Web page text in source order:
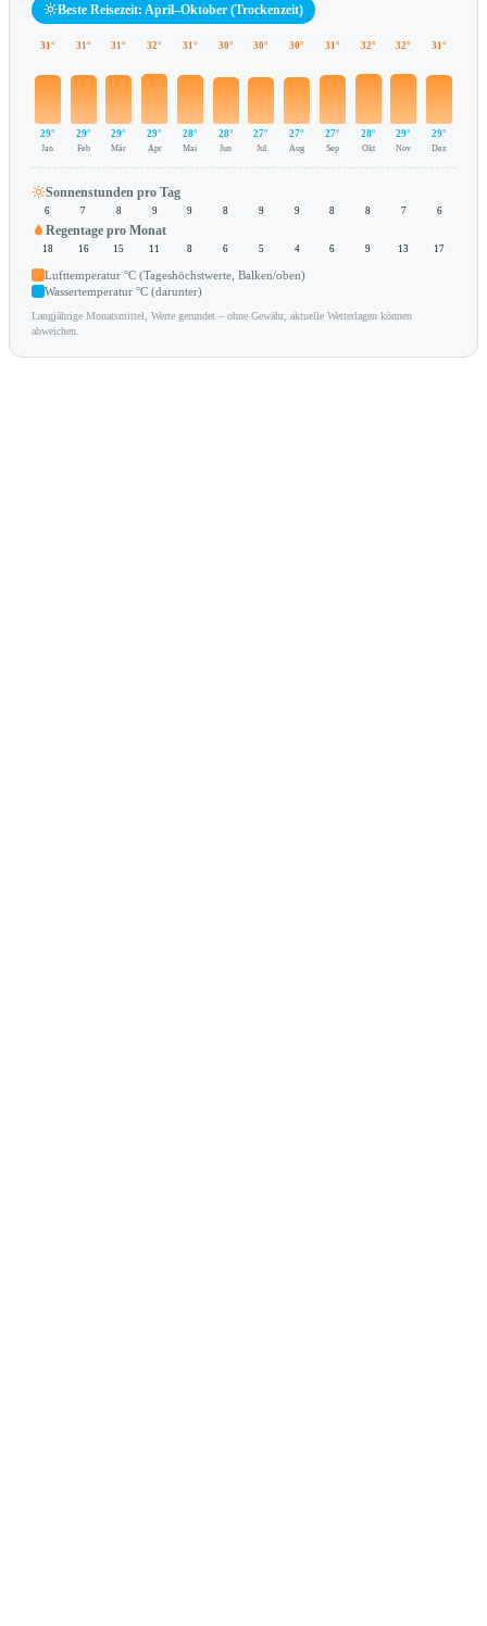
Beste Reisezeit: April–Oktober (Trockenzeit)
31°
29°
Jan
31°
29°
Feb
31°
29°
Mär
32°
29°
Apr
31°
28°
Mai
30°
28°
Jun
30°
27°
Jul
30°
27°
Aug
31°
27°
Sep
32°
28°
Okt
32°
29°
Nov
31°
29°
Dez
Sonnenstunden pro Tag
6 7 8 9 9 8 9 9 8 8 7 6
Regentage pro Monat
18 16 15 11 8 6 5 4 6 9 13 17
Lufttemperatur °C (Tageshöchstwerte, Balken/oben)
Wassertemperatur °C (darunter)
Langjährige Monatsmittel, Werte gerundet – ohne Gewähr, aktuelle Wetterlagen können
abweichen.